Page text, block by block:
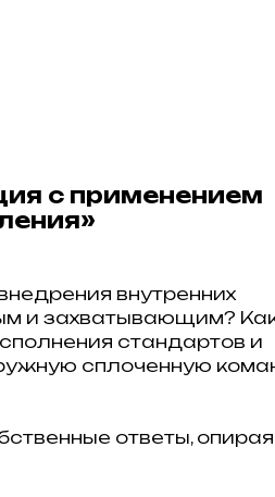
с применением
внутренних
и захватывающим?
стандартов и
сплоченную
ответы,